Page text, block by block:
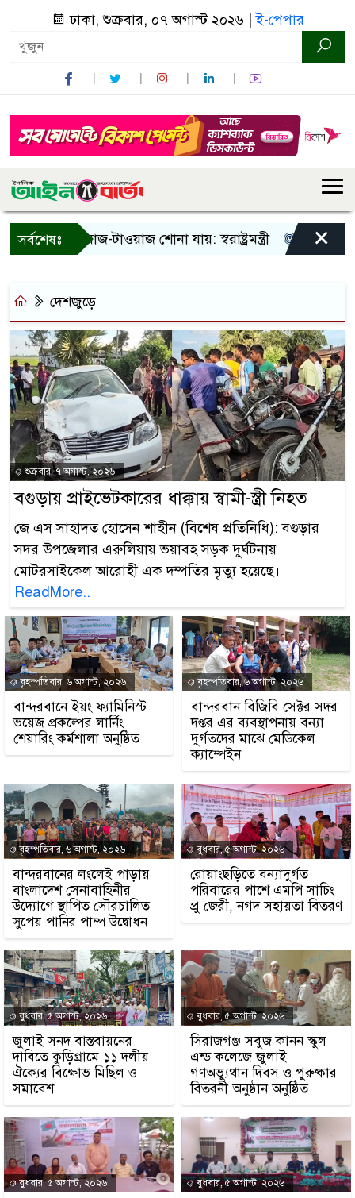
ঢাকা, শুক্রবার, ০৭ অগাস্ট ২০২৬ |ই-পেপার
সর্বশেষঃ
শুধু আওয়াজ-টাওয়াজ শোনা যায়: স্বরাষ্ট্রমন্ত্রী তিন দিনের
×
দেশজুড়ে
শুক্রবার, ৭ অগাস্ট, ২০২৬
বগুড়ায় প্রাইভেটকারের ধাক্কায় স্বামী-স্ত্রী নিহত
জে এস সাহাদত হোসেন শাহীন (বিশেষ প্রতিনিধি): বগুড়ার
সদর উপজেলার এরুলিয়ায় ভয়াবহ সড়ক দুর্ঘটনায়
মোটরসাইকেল আরোহী এক দম্পতির মৃত্যু হয়েছে।
ReadMore..
বৃহস্পতিবার, ৬ অগাস্ট, ২০২৬
বান্দরবানে ইয়ং ফ্যামিনিস্ট
ভয়েজ প্রকল্পের লার্নিং
শেয়ারিং কর্মশালা অনুষ্ঠিত
বৃহস্পতিবার, ৬ অগাস্ট, ২০২৬
বান্দরবান বিজিবি সেক্টর সদর
দপ্তর এর ব্যবস্থাপনায় বন্যা
দুর্গতদের মাঝে মেডিকেল
ক্যাম্পেইন
বৃহস্পতিবার, ৬ অগাস্ট, ২০২৬
বান্দরবানের লংলেই পাড়ায়
বাংলাদেশ সেনাবাহিনীর
উদ্যোগে স্থাপিত সৌরচালিত
সুপেয় পানির পাম্প উদ্বোধন
বুধবার, ৫ অগাস্ট, ২০২৬
রোয়াংছড়িতে বন্যাদুর্গত
পরিবারের পাশে এমপি সাচিং
প্রু জেরী, নগদ সহায়তা বিতরণ
বুধবার, ৫ অগাস্ট, ২০২৬
জুলাই সনদ বাস্তবায়নের
দাবিতে কুড়িগ্রামে ১১ দলীয়
ঐক্যের বিক্ষোভ মিছিল ও
সমাবেশ
বুধবার, ৫ অগাস্ট, ২০২৬
সিরাজগঞ্জ সবুজ কানন স্কুল
এন্ড কলেজে জুলাই
গণঅভ্যুথান দিবস ও পুরুষ্কার
বিতরনী অনুষ্ঠান অনুষ্ঠিত
বুধবার, ৫ অগাস্ট, ২০২৬ বুধবার, ৫ অগাস্ট, ২০২৬